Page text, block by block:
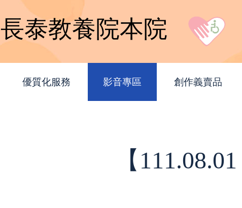
長泰教養院本院
優質化服務 影音專區 創作義賣品
【